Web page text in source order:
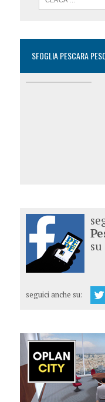
SFOGLIA PESCARA
su
seguici anche su: